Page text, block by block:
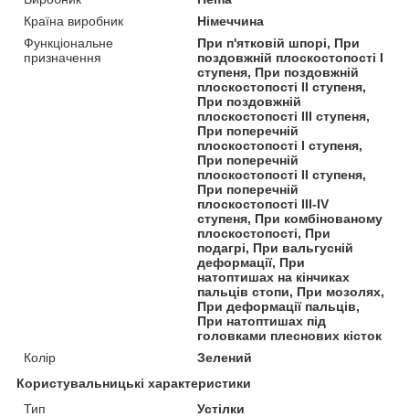
Країна виробник
Німеччина
Функціональне
призначення
При п'ятковій шпорі, При
поздовжній плоскостопості I
ступеня, При поздовжній
плоскостопості II ступеня,
При поздовжній
плоскостопості III ступеня,
При поперечній
плоскостопості I ступеня,
При поперечній
плоскостопості II ступеня,
При поперечній
плоскостопості III-IV
ступеня, При комбінованому
плоскостопості, При
подагрі, При вальгусній
деформації, При
натоптишах на кінчиках
пальців стопи, При мозолях,
При деформації пальців,
При натоптишах під
головками плеснових кісток
Колір
Зелений
Користувальницькі характеристики
Тип
Устілки